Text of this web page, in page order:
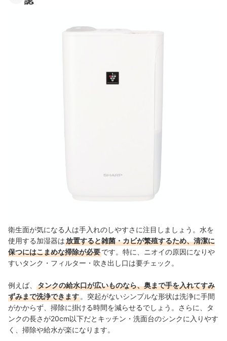
衛生面が気になる人は手入れのしやすさに注目しましょう。水を
使用する加湿器は放置すると雑菌・カビが繁殖するため、清潔に
保つにはこまめな掃除が必要です。特に、ニオイの原因になりや
すいタンク・フィルター・吹き出し口は要チェック。
例えば、
タンクの給水口が広いものなら、奥まで手を入れてすみ
ずみまで洗浄できます。突起がないシンプルな形状は洗浄に手間
がかからず、掃除に掛ける時間を減らせるでしょう。さらに、タ
ンクの長さが20cm以下だとキッチン・洗面台のシンクに入りやす
く、掃除や給水が楽になります。